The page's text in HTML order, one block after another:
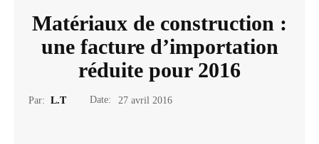
Matériaux de construction :
une facture d’importation
réduite pour 2016
Par: L.T Date: 27 avril 2016